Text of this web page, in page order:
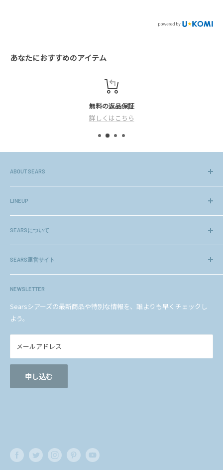
万が一、2026年8月17日(月)より翌々営業日内で連絡がない
載がない限り最短での出荷となります。
何卒、ご理解の程宜しくお願い致します。
※長期休暇明けは混雑が予想され、通常より2～3日
ださいませ。
期間中、お客様には大変ご迷惑をおかけいたします
ます。
Sears
あなたにおすすめのアイテム
無料の返品保証
詳しくはこちら
ABOUT SEARS
長年のノウハウや、お客様より頂く貴重なご意見をもとに、初め
てのネットショッピングでも安心してご利用頂ける様、高いクオ
号 12307）です。
LINEUP
ジュエリー
ネックレスチェーン
ギフトセット
others
ヘルプ＆ガイド
シアーズについて
お問い合わせ
SEARSについて
会社概要
企業理念
法人のお客様
メディアの方へ
プライバシーポリシー
特定商取引法に基づく表記
SEARS運営サイト
amazon店
楽天店
YAHOO!ショッピング店
au PAY マーケット店
Qoo10店
LARA Christie公式サイト
NEWSLETTER
Searsシアーズの最新商品や特別な情報を、誰よりも早くチェックし
よう。
メールアドレス
申し込む